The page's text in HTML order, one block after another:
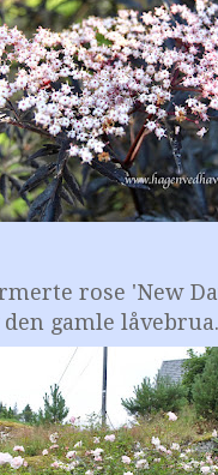
rose 'New
gamle låvebrua.